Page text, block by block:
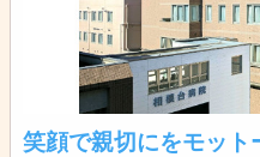
笑顔で親切にをモット